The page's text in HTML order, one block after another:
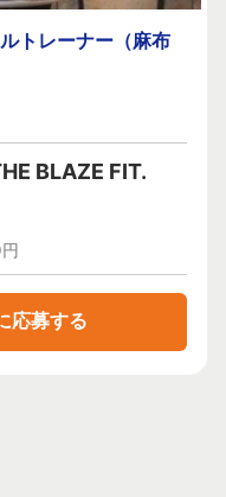
トレーナー（麻布
BLAZE FIT.
応募する